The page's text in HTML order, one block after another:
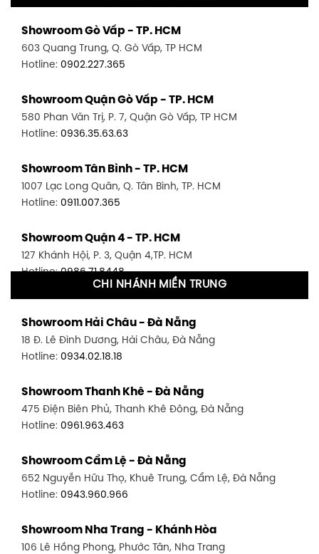
Showroom Gò Vấp - TP. HCM
603 Quang Trung, Q. Gò Vấp, TP HCM
Hotline: 0902.227.365
Showroom Quận Gò Vấp - TP. HCM
580 Phan Văn Trị, P. 7, Quận Gò Vấp, TP HCM
Hotline: 0936.35.63.63
Showroom Tân Bình - TP. HCM
1007 Lạc Long Quân, Q. Tân Bình, TP. HCM
Hotline: 0911.007.365
Showroom Quận 4 - TP. HCM
127 Khánh Hội, P. 3, Quận 4,TP. HCM
Hotline:0986.71.8448
1411 Đường 3/2, P. 16, Quận 11, TP. HCM
Hotline:0906.256.759
1448 Huỳnh Tấn Phát, Phú Thuận, Quận 7, TP HCM
Hotline:0946.480.580
348 Đ. Bạch Đằng, P. 14, Bình Thạnh, TP HCM
Hotline:0902.716.230
591 Hoàng Văn Thụ, P. 4, Tân Bình, TP HCM
Hotline:0906.256.759
CHI NHÁNH MIỀN TRUNG
Showroom Hải Châu - Đà Nẵng
18 Đ. Lê Đình Dương, Hải Châu, Đà Nẵng
Hotline: 0934.02.18.18
Showroom Thanh Khê - Đà Nẵng
475 Điện Biên Phủ, Thanh Khê Đông, Đà Nẵng
Hotline: 0961.963.463
Showroom Cẩm Lệ - Đà Nẵng
652 Nguyễn Hữu Thọ, Khuê Trung, Cẩm Lệ, Đà Nẵng
Hotline: 0943.960.966
Showroom Nha Trang - Khánh Hòa
106 Lê Hồng Phong, Phước Tân, Nha Trang